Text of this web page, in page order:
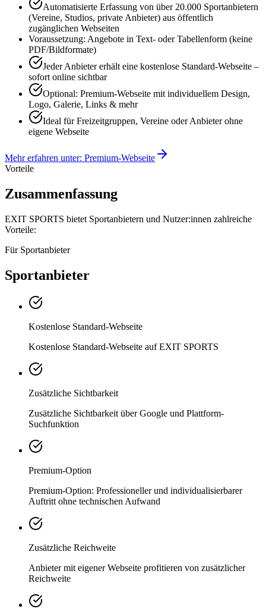
Automatisierte Erfassung von über 20.000 Sportanbietern
(Vereine, Studios, private Anbieter) aus öffentlich
zugänglichen Webseiten
Voraussetzung: Angebote in Text- oder Tabellenform (keine
PDF/Bildformate)
Jeder Anbieter erhält eine kostenlose Standard-Webseite –
sofort online sichtbar
Optional: Premium-Webseite mit individuellem Design,
Logo, Galerie, Links & mehr
Ideal für Freizeitgruppen, Vereine oder Anbieter ohne
eigene Webseite
Mehr erfahren unter: Premium-Webseite
Vorteile
Zusammenfassung
EXIT SPORTS bietet Sportanbietern und Nutzer:innen zahlreiche
Vorteile:
Für Sportanbieter
Sportanbieter
Kostenlose Standard-Webseite
Kostenlose Standard-Webseite auf EXIT SPORTS
Zusätzliche Sichtbarkeit
Zusätzliche Sichtbarkeit über Google und Plattform-
Suchfunktion
Premium-Option
Premium-Option: Professioneller und individualisierbarer
Auftritt ohne technischen Aufwand
Zusätzliche Reichweite
Anbieter mit eigener Webseite profitieren von zusätzlicher
Reichweite